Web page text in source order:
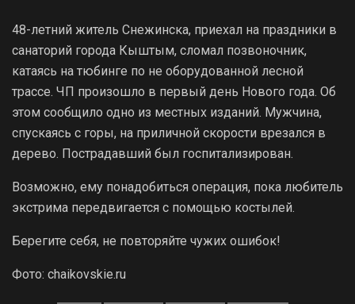
48-летний житель Снежинска, приехал на праздники в
санаторий города Кыштым, сломал позвоночник,
катаясь на тюбинге по не оборудованной лесной
трассе. ЧП произошло в первый день Нового года. Об
этом сообщило одно из местных изданий. Мужчина,
спускаясь с горы, на приличной скорости врезался в
дерево. Пострадавший был госпитализирован.
Возможно, ему понадобиться операция, пока любитель
экстрима передвигается с помощью костылей.
Берегите себя, не повторяйте чужих ошибок!
Фото: chaikovskie.ru